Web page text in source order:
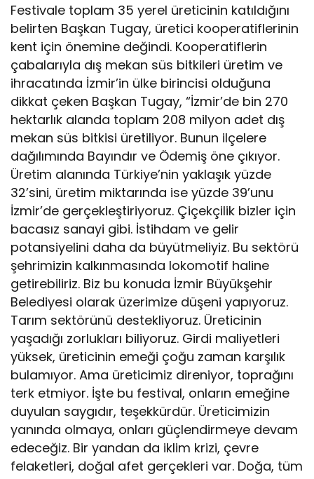
Festivale toplam 35 yerel üreticinin katıldığını
belirten Başkan Tugay, üretici kooperatiflerinin
kent için önemine değindi. Kooperatiflerin
çabalarıyla dış mekan süs bitkileri üretim ve
ihracatında İzmir’in ülke birincisi olduğuna
dikkat çeken Başkan Tugay, “İzmir’de bin 270
hektarlık alanda toplam 208 milyon adet dış
mekan süs bitkisi üretiliyor. Bunun ilçelere
dağılımında Bayındır ve Ödemiş öne çıkıyor.
Üretim alanında Türkiye’nin yaklaşık yüzde
32’sini, üretim miktarında ise yüzde 39’unu
İzmir’de gerçekleştiriyoruz. Çiçekçilik bizler için
bacasız sanayi gibi. İstihdam ve gelir
potansiyelini daha da büyütmeliyiz. Bu sektörü
şehrimizin kalkınmasında lokomotif haline
getirebiliriz. Biz bu konuda İzmir Büyükşehir
Belediyesi olarak üzerimize düşeni yapıyoruz.
Tarım sektörünü destekliyoruz. Üreticinin
yaşadığı zorlukları biliyoruz. Girdi maliyetleri
yüksek, üreticinin emeği çoğu zaman karşılık
bulamıyor. Ama üreticimiz direniyor, toprağını
terk etmiyor. İşte bu festival, onların emeğine
duyulan saygıdır, teşekkürdür. Üreticimizin
yanında olmaya, onları güçlendirmeye devam
edeceğiz. Bir yandan da iklim krizi, çevre
felaketleri, doğal afet gerçekleri var. Doğa, tüm